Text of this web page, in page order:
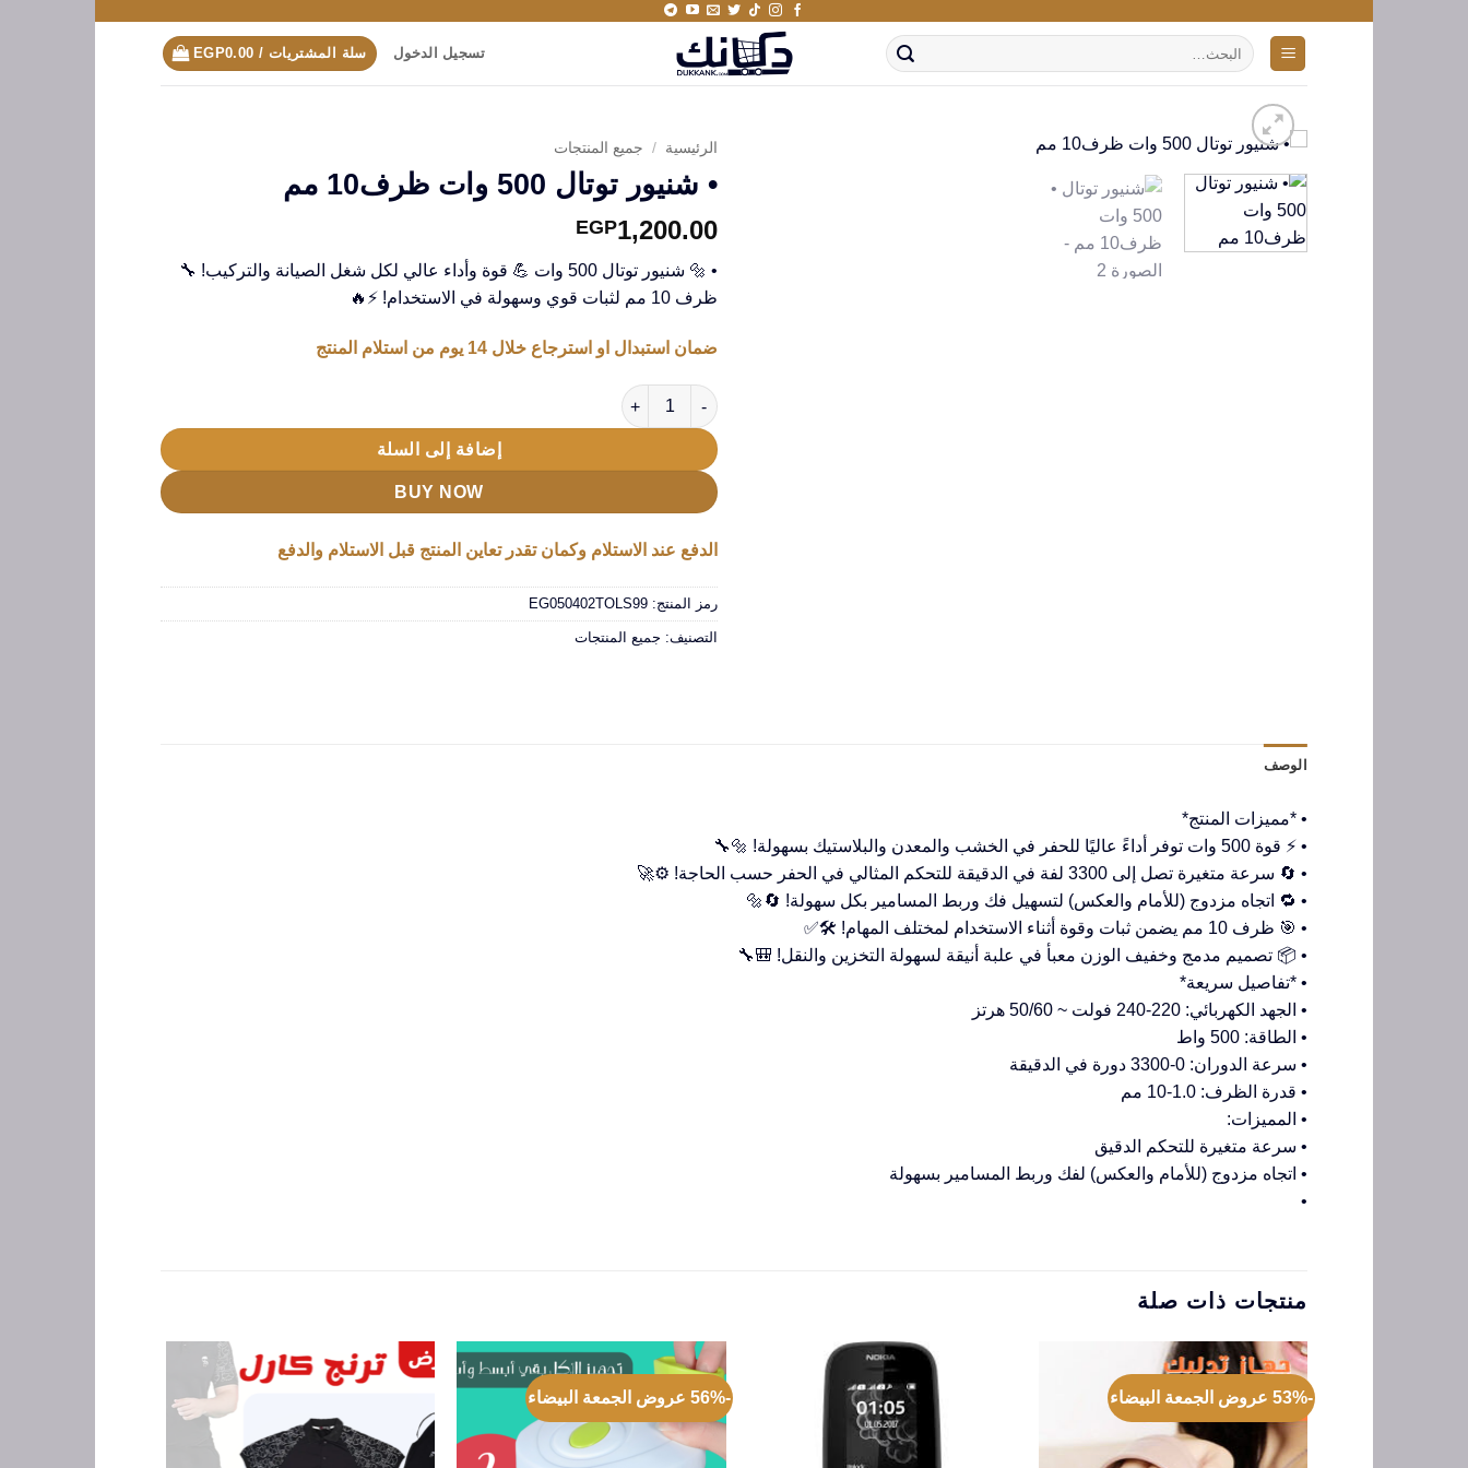
البحث
عن:
تسجيل الدخول سلة المشتريات / EGP0.00
الرئيسية / جميع المنتجات
• شنيور توتال 500 وات ظرف10 مم
EGP1,200.00
• 🔩 شنيور توتال 500 وات 💪 قوة وأداء عالي لكل شغل الصيانة والتركيب! 🔧
ظرف 10 مم لثبات قوي وسهولة في الاستخدام! ⚡🔥
ضمان استبدال او استرجاع خلال 14 يوم من استلام المنتج
كمية • شنيور توتال 500 وات ظرف10 مم
إضافة إلى السلة
BUY NOW
الدفع عند الاستلام وكمان تقدر تعاين المنتج قبل الاستلام والدفع
رمز المنتج: EG050402TOLS99
التصنيف: جميع المنتجات
الوصف
• *مميزات المنتج*
• ⚡ قوة 500 وات توفر أداءً عاليًا للحفر في الخشب والمعدن والبلاستيك بسهولة! 🔩🔧
• 🔄 سرعة متغيرة تصل إلى 3300 لفة في الدقيقة للتحكم المثالي في الحفر حسب الحاجة! ⚙️🚀
• 🔁 اتجاه مزدوج (للأمام والعكس) لتسهيل فك وربط المسامير بكل سهولة! 🔄🔩
• 🎯 ظرف 10 مم يضمن ثبات وقوة أثناء الاستخدام لمختلف المهام! 🛠️✅
• 📦 تصميم مدمج وخفيف الوزن معبأ في علبة أنيقة لسهولة التخزين والنقل! 🎒🔧
• *تفاصيل سريعة*
• الجهد الكهربائي: 220-240 فولت ~ 50/60 هرتز
• الطاقة: 500 واط
• سرعة الدوران: 0-3300 دورة في الدقيقة
• قدرة الظرف: 1.0-10 مم
• المميزات:
• سرعة متغيرة للتحكم الدقيق
• اتجاه مزدوج (للأمام والعكس) لفك وربط المسامير بسهولة
•
منتجات ذات صلة
-53% عروض الجمعة البيضاء -56% عروض الجمعة البيضاء